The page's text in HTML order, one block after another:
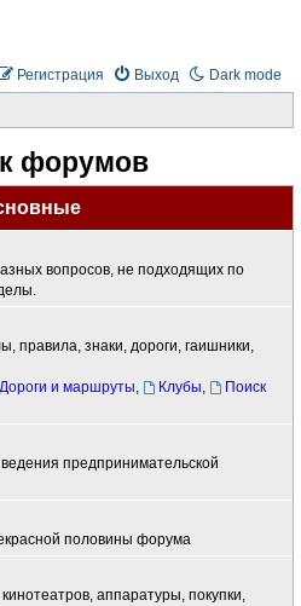
Dark mode
Выход
Регистрация
форумов
вопросов, не подходящих по
правила, знаки, дороги, гаишники,
Дороги и маршруты, Клубы,
Поиск
предпринимательской
половины форума
аппаратуры, покупки,